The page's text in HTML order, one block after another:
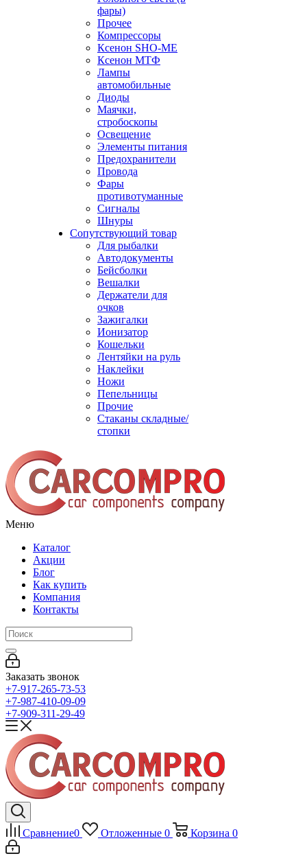
фары)
Прочее
Компрессоры
Ксенон SHO-ME
Ксенон МТФ
Лампы
автомобильные
Диоды
Маячки,
стробоскопы
Освещение
Элементы питания
Предохранители
Провода
Фары
противотуманные
Сигналы
Шнуры
Сопутствующий товар
Для рыбалки
Автодокументы
Бейсболки
Вешалки
Держатели для
очков
Зажигалки
Ионизатор
Кошельки
Лентяйки на руль
Наклейки
Ножи
Пепельницы
Прочие
Стаканы складные/
стопки
Меню
Каталог
Акции
Блог
Как купить
Компания
Контакты
Заказать звонок
+7-917-265-73-53
+7-987-410-09-09
+7-909-311-29-49
Сравнение0 Отложенные 0 Корзина 0